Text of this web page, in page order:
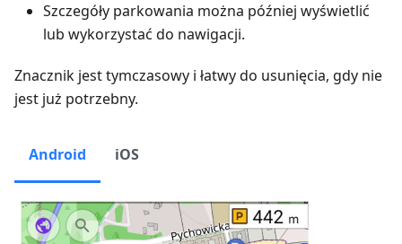
Szczegóły parkowania można później wyświetlić
lub wykorzystać do nawigacji.
Znacznik jest tymczasowy i łatwy do usunięcia, gdy nie
jest już potrzebny.
Android iOS